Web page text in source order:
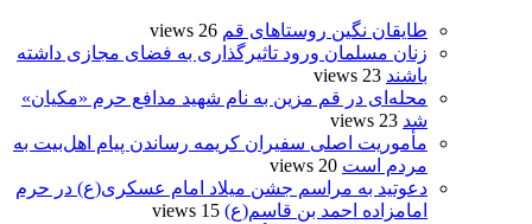
طایقان نگین روستاهای قم 26 views
زنان مسلمان ورود تاثیرگذاری به فضای مجازی داشته
باشند 23 views
محله‌ای در قم مزین به نام شهید مدافع حرم «مکیان»
شد 23 views
مأموریت اصلی سفیران کریمه رساندن پیام اهل‌بیت به
مردم است 20 views
دعوتید به مراسم جشن میلاد امام عسکری(ع) در حرم
امامزاده احمد بن قاسم(ع) 15 views